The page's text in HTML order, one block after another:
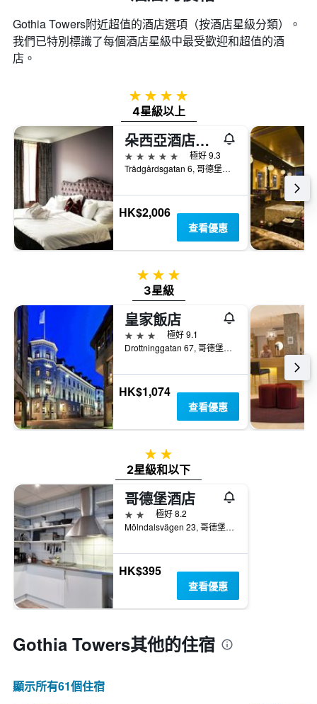
Gothia Towers附近超值的酒店選項（按酒店星級分類）。
我們已特別標識了每個酒店星級中最受歡迎和超值的酒
店。
4星級
4星級以上
朵西亞酒店及餐廳
5星級
極好 9.3
Trädgårdsgatan 6, 哥德堡（瑞典）, 西約塔蘭, 瑞典
HK$2,006
查看優惠
3星級
3星級
皇家飯店
3星級
極好 9.1
Drottninggatan 67, 哥德堡（瑞典）, 西約塔蘭, 瑞典
HK$1,074
查看優惠
2星級
2星級和以下
哥德堡酒店
2星級
極好 8.2
Mölndalsvägen 23, 哥德堡（瑞典）, 西約塔蘭, 瑞典
HK$395
查看優惠
Gothia Towers​其他的住宿
顯示所有61​個住宿